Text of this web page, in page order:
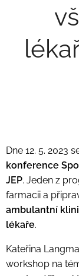
Dne 12. 5. 2023
konference
JEP. Jeden z
farmacii a
ambulantní
lékaře.
Kateřina
workshop na